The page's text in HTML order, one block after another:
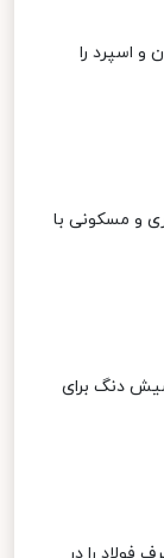
اسپرد را
و مسکونی با
دنگ برای